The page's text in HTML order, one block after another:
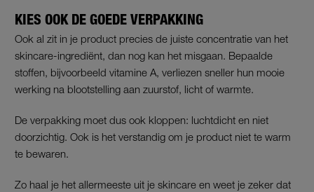
KIES OOK DE GOEDE VERPAKKING
Ook al zit in je product precies de juiste concentratie van het
skincare-ingrediënt, dan nog kan het misgaan. Bepaalde
stoffen, bijvoorbeeld vitamine A, verliezen sneller hun mooie
werking na blootstelling aan zuurstof, licht of warmte.
De verpakking moet dus ook kloppen: luchtdicht en niet
doorzichtig. Ook is het verstandig om je product niet te warm
te bewaren.
Zo haal je het allermeeste uit je skincare en weet je zeker dat